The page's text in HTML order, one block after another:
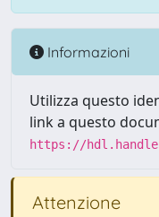
Informazioni
Utilizza questo
link a questo
https://
Attenzione